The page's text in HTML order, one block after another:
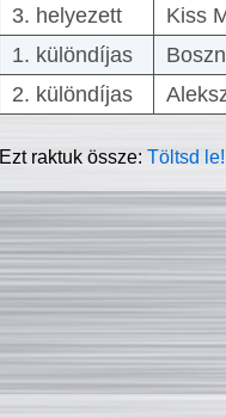
3. helyezett
Kiss
1. különdíjas
2. különdíjas
Ezt raktuk össze:Töltsd le!